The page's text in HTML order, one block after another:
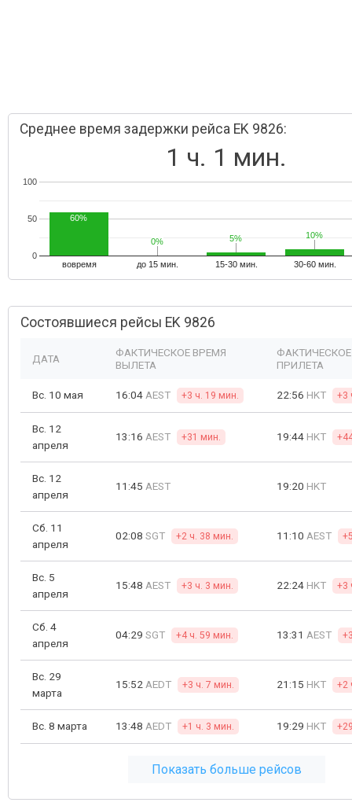
Среднее время задержки рейса EK 9826:
1 ч. 1 мин.
вовремя до 15 мин. 15-30 мин. 30-60 мин.
0
50
100
60%
0%
0% 5%
5% 10%
10%
Состоявшиеся рейсы EK 9826
ДАТА
ФАКТИЧЕСКОЕ ВРЕМЯ
ВЫЛЕТА
ПРИЛЕТА
Вс. 10 мая 16:04 AEST +3 ч. 19 мин. 22:56 HKT +3
Вс. 12
апреля
13:16 AEST +31 мин. 19:44 HKT
Вс. 12
апреля
11:45 AEST 19:20 HKT
Сб. 11
апреля
02:08 SGT +2 ч. 38 мин. 11:10 AEST
Вс. 5
апреля
15:48 AEST +3 ч. 3 мин. 22:24 HKT +3
Сб. 4
апреля
04:29 SGT +4 ч. 59 мин. 13:31 AEST
Вс. 29
марта
15:52 AEDT +3 ч. 7 мин. 21:15 HKT +2
Вс. 8 марта 13:48 AEDT +1 ч. 3 мин. 19:29 HKT
Показать больше рейсов